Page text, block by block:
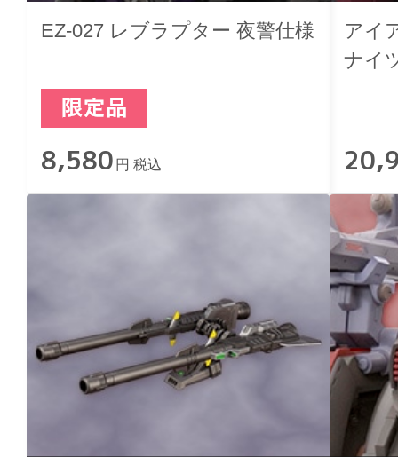
EZ-027 レブラプター 夜警仕様
8,580 円 税込
アイ
ナイ